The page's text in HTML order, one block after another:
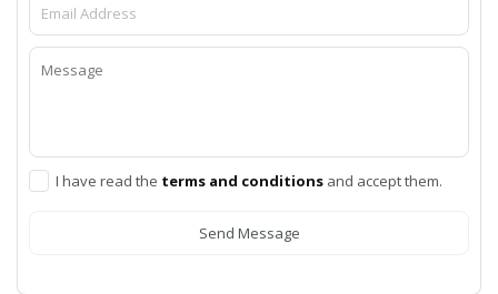
I have read the terms and conditions and accept them.
Send Message